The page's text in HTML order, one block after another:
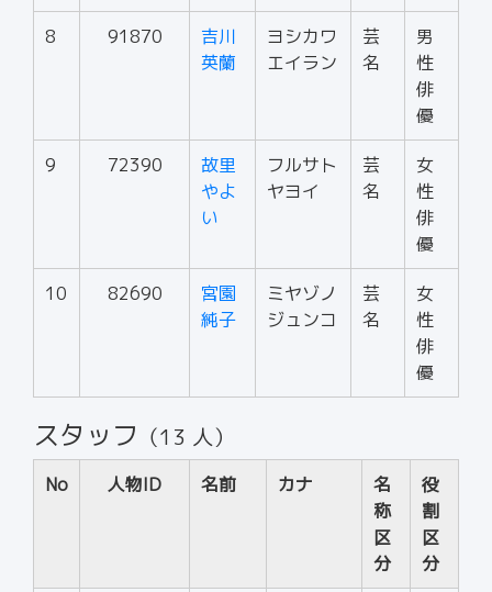
8 91870
吉川
英蘭
ヨシカワ
エイラン
芸
名
男
性
俳
優
9 72390
故里
やよ
い
フルサト
ヤヨイ
芸
名
女
性
俳
優
10 82690
宮園
純子
ミヤゾノ
ジュンコ
芸
名
女
性
俳
優
スタッフ （13 人）
No 人物ID 名前 カナ
名
称
区
分
役
割
区
分